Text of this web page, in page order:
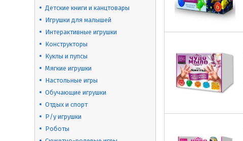
Детские книги и канцтовары
Игрушки для малышей
Интерактивные игрушки
Конструкторы
Куклы и пупсы
Мягкие игрушки
Настольные игры
Обучающие игрушки
Отдых и спорт
Р/у игрушки
Роботы